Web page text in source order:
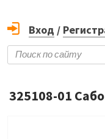
Вход /
325108-01